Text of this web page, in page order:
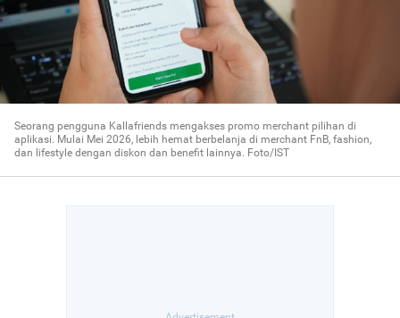
Seorang pengguna Kallafriends mengakses promo merchant pilihan di
aplikasi. Mulai Mei 2026, lebih hemat berbelanja di merchant FnB, fashion,
dan lifestyle dengan diskon dan benefit lainnya. Foto/IST